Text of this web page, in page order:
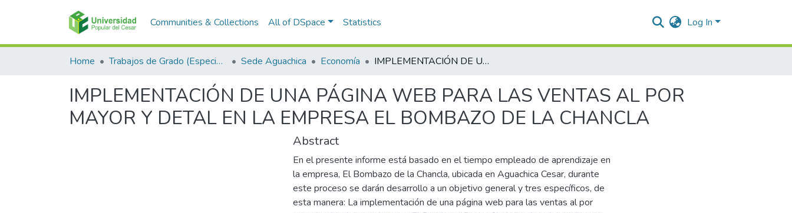
Communities & Collections All of DSpace Statistics Log In
Home Trabajos de Grado (Especializaciones y Pregrados) Sede Aguachica Economía IMPLEMENTACIÓN DE UNA PÁGINA WEB PARA LAS VENTAS AL POR MAYOR Y DETAL EN LA EMPRESA EL BOMBAZO DE LA CHANCLA
IMPLEMENTACIÓN DE UNA PÁGINA WEB PARA LAS VENTAS AL POR
MAYOR Y DETAL EN LA EMPRESA EL BOMBAZO DE LA CHANCLA
Abstract
En el presente informe está basado en el tiempo empleado de aprendizaje en
la empresa, El Bombazo de la Chancla, ubicada en Aguachica Cesar, durante
este proceso se darán desarrollo a un objetivo general y tres específicos, de
esta manera: La implementación de una página web para las ventas al por